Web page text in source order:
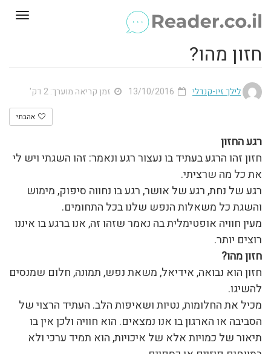
חזון מהו?
לילך זיו-קנדלי זמן קריאה מוערך: 2 דק'
אהבתי
רגע החזון
חזון זהו הרגע בעתיד בו נעצור רגע ונאמר: זהו השגתי ויש לי
את כל מה שרציתי.
רגע של נחת, רגע של אושר, רגע בו נחווה סיפוק, מימוש
והשגת כל משאלות הנפש שלנו בכל התחומים.
מעין חוויה אופטימלית בה נאמר שזהו זה, אנו ברגע בו איננו
רוצים יותר.
חזון מהו?
חזון הוא נבואה, אידיאל, משאת נפש, תמונה, חלום שמנסים
להשיגו.
מכיל את החלומות, נטיות ושאיפות הלב. העתיד הרצוי של
הסביבה או הארגון בו אנו נמצאים. הוא חוויה ולכן אין בו
תיאור של כמויות אלא של איכויות, הוא תמיד ערכי ולא